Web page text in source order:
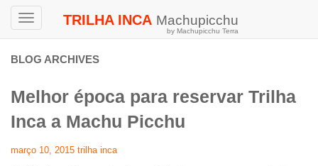
Toggle
TRILHA INCA Machupicchu
by Machupicchu Terra
BLOG ARCHIVES
Melhor época para reservar Trilha
Inca a Machu Picchu
março 10, 2015 trilha inca